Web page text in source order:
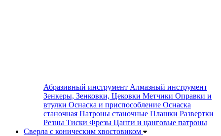
Абразивный инструмент Алмазный инструмент
Зенкеры, Зенковки, Цековки Метчики Оправки и
втулки Оснаска и приспособление Оснаска
станочная Патроны станочные Плашки Развертки
Резцы Тиски Фрезы Цанги и цанговые патроны
Сверла с коническим хвостовиком